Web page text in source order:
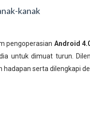
kanak
pengoperasian Android
untuk dimuat turun.
hadapan serta dilengkapi